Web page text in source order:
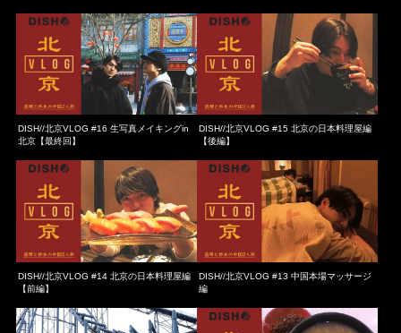
DISH//北京VLOG #16 生写真メイキングin
北京【最終回】
DISH//北京VLOG #15 北京の日本料理屋編
【後編】
DISH//北京VLOG #14 北京の日本料理屋編
【前編】
DISH//北京VLOG #13 中国本場マッサージ
編